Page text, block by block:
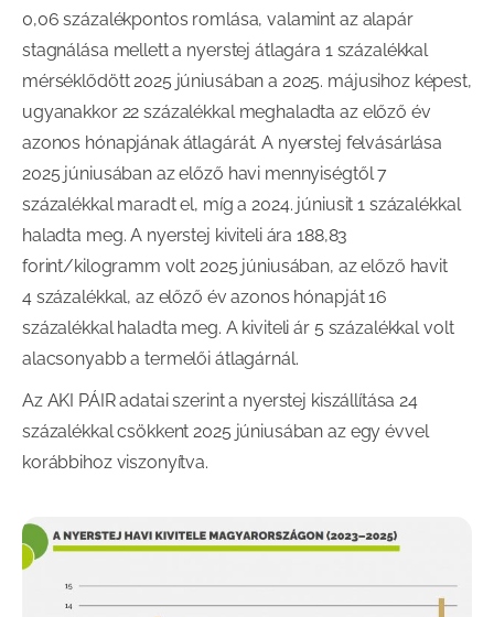
0,06 százalékpontos romlása, valamint az alapár
stagnálása mellett a nyerstej átlagára 1 százalékkal
mérséklődött 2025 júniusában a 2025. májusihoz képest,
ugyanakkor 22 százalékkal meghaladta az előző év
azonos hónapjának átlagárát. A nyerstej felvásárlása
2025 júniusában az előző havi mennyiségtől 7
százalékkal maradt el, míg a 2024. júniusit 1 százalékkal
haladta meg. A nyerstej kiviteli ára 188,83
forint/kilogramm volt 2025 júniusában, az előző havit
4 százalékkal, az előző év azonos hónapját 16
százalékkal haladta meg. A kiviteli ár 5 százalékkal volt
alacsonyabb a termelői átlagárnál.
Az AKI PÁIR adatai szerint a nyerstej kiszállítása 24
százalékkal csökkent 2025 júniusában az egy évvel
korábbihoz viszonyítva.